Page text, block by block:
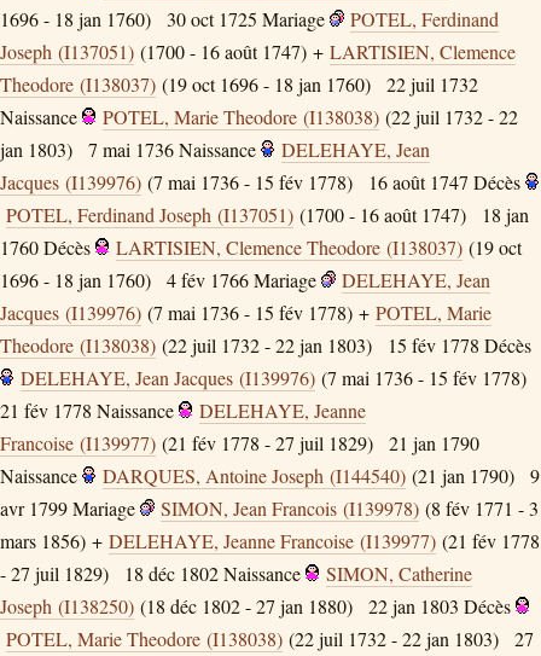
1696 - 18 jan 1760)
30 oct 1725 Mariage
POTEL, Ferdinand
Joseph (I137051) (1700 - 16 août 1747) + LARTISIEN, Clemence
Theodore (I138037) (19 oct 1696 - 18 jan 1760)
22 juil 1732
Naissance
POTEL, Marie Theodore (I138038) (22 juil 1732 - 22
jan 1803)
7 mai 1736Naissance
DELEHAYE, Jean
Jacques (I139976) (7 mai 1736 - 15 fév 1778) 16 août 1747 Décès
POTEL, Ferdinand Joseph (I137051) (1700 - 16 août 1747)
18 jan
1760Décès LARTISIEN, Clemence Theodore (I138037) (19 oct
1696 - 18 jan 1760)
4 fév 1766Mariage
DELEHAYE, Jean
Jacques (I139976) (7 mai 1736 - 15 fév 1778) + POTEL, Marie
Theodore (I138038) (22 juil 1732 - 22 jan 1803) 15 fév 1778 Décès
DELEHAYE, Jean Jacques (I139976) (7 mai 1736 - 15 fév 1778)
21 fév 1778 Naissance
DELEHAYE, Jeanne
Francoise (I139977) (21 fév 1778 - 27 juil 1829)
21 jan 1790
Naissance
DARQUES, Antoine Joseph (I144540) (21 jan 1790)
9
avr 1799Mariage SIMON, Jean Francois (I139978) (8 fév 1771 - 3
mars 1856) + DELEHAYE, Jeanne Francoise (I139977) (21 fév 1778
- 27 juil 1829)
18 déc 1802Naissance
SIMON, Catherine
Joseph (I138250) (18 déc 1802 - 27 jan 1880) 22 jan 1803 Décès
POTEL, Marie Theodore (I138038) (22 juil 1732 - 22 jan 1803)
27